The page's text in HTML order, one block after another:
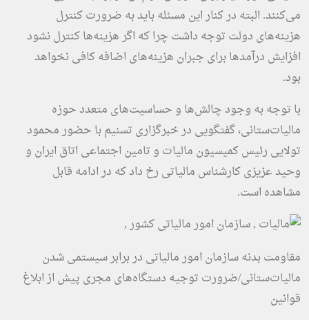
می‌کنند. البته در کنار این مسئله باید به ضرورت کنترل
هزینه‌های دولت توجه داشت چرا که اگر هزینه‌ها کنترل نشود
افزایش درآمدها برای جبران هزینه‌های اضافه کافی نخواهد
بود.
با توجه به وجود چالش‌ها و حساسیت‌های متعدد حوزه
مالیات‌ستانی، گفتگویی درخبرگزاری تسنیم با حضور محمود
تولایی رئیس کمیسیون مالیات و تامین اجتماعی اتاق ایران و
وحید عزیزی کارشناس مالیاتی رخ داد که در ادامه قابل
مشاهده است.
مقاومت بدنه سازمان امور مالیاتی در برابر سیستمی شدن
مالیات‌ستانی/ضرورت توجیه دستگاه‌های مجری پیش از ابلاغ
قوانین